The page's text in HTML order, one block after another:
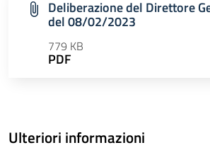
Deliberazione del Direttore
del 08/02/2023
779 KB
PDF
Ulteriori informazioni